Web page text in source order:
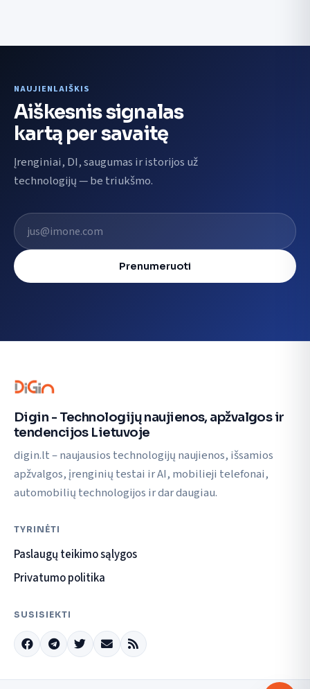
NAUJIENLAIŠKIS
Aiškesnis signalas
kartą per savaitę
Įrenginiai, DI, saugumas ir istorijos už
technologijų — be triukšmo.
El. pašto adresas
Prenumeruoti
Digin - Technologijų naujienos, apžvalgos ir
tendencijos Lietuvoje
digin.lt – naujausios technologijų naujienos, išsamios
apžvalgos, įrenginių testai ir AI, mobilieji telefonai,
automobilių technologijos ir dar daugiau.
TYRINĖTI
Paslaugų teikimo sąlygos
Privatumo politika
SUSISIEKTI